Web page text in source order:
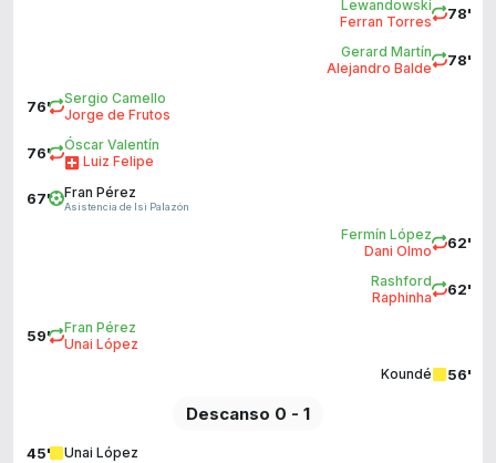
78'
Lewandowski
Ferran Torres
78'
Gerard Martín
Alejandro Balde
76'
Sergio Camello
Jorge de Frutos
76'
Óscar Valentín
Luiz Felipe
67' Fran Pérez
Asistencia de Isi Palazón
62'
Fermín López
Dani Olmo
62'
Rashford
Raphinha
59'
Fran Pérez
Unai López
56'
Koundé
Descanso 0 - 1
45' Unai López